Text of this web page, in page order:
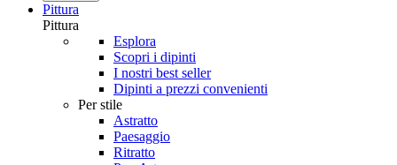
Pittura
Pittura
Esplora
Scopri i dipinti
I nostri best seller
Dipinti a prezzi convenienti
Per stile
Astratto
Paesaggio
Ritratto